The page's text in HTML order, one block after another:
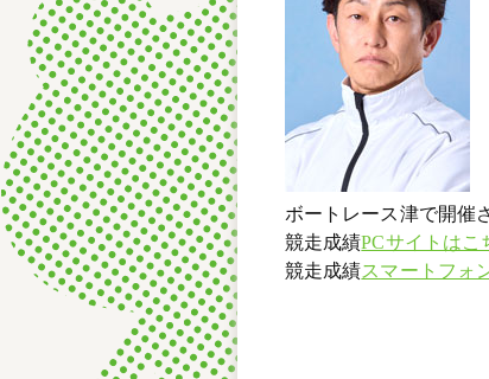
ボートレース津で開催
競走成績PCサイトはこ
競走成績スマートフォ